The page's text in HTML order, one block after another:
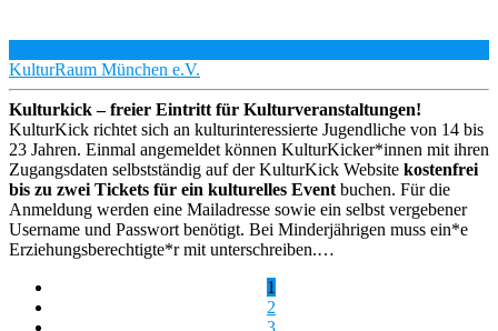
KulturRaum München e.V.
Kulturkick – freier Eintritt für Kulturveranstaltungen!
KulturKick richtet sich an kulturinteressierte Jugendliche von 14 bis
23 Jahren. Einmal angemeldet können KulturKicker*innen mit ihren
Zugangsdaten selbstständig auf der KulturKick Website kostenfrei
bis zu zwei Tickets für ein kulturelles Event buchen. Für die
Anmeldung werden eine Mailadresse sowie ein selbst vergebener
Username und Passwort benötigt. Bei Minderjährigen muss ein*e
Erziehungsberechtigte*r mit unterschreiben.…
1
2
3